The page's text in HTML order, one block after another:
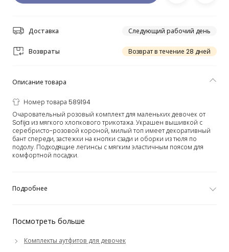
Доставка Следующий рабочий день
Возвраты Возврат в течение 28 дней
Посмотреть больше
Комплекты аутфитов для девочек
Описание товара
Номер товара 589194
Очаровательный розовый комплект для маленьких девочек от
Sofija из мягкого хлопкового трикотажа. Украшен вышивкой с
серебристо-розовой короной, милый топ имеет декоративный
бант спереди, застежки на кнопки сзади и оборки из тюля по
подолу. Подходящие легинсы с мягким эластичным поясом для
комфортной посадки.
Подробнее